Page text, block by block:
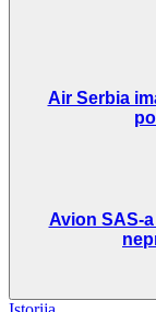
Air Serbia
Avion SAS-